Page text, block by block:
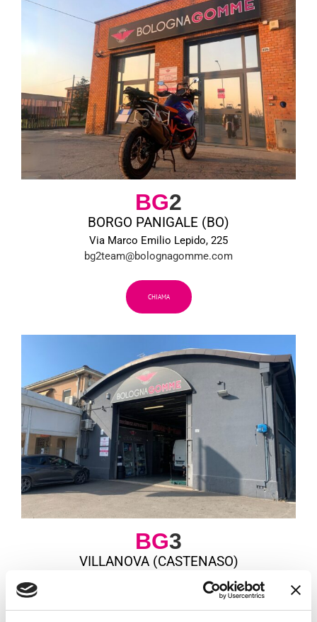
BG2
BORGO PANIGALE (BO)
Via Marco Emilio Lepido, 225
bg2team@bolognagomme.com
CHIAMA
BG3
VILLANOVA (CASTENASO)
bg3team@bolognagomme.com